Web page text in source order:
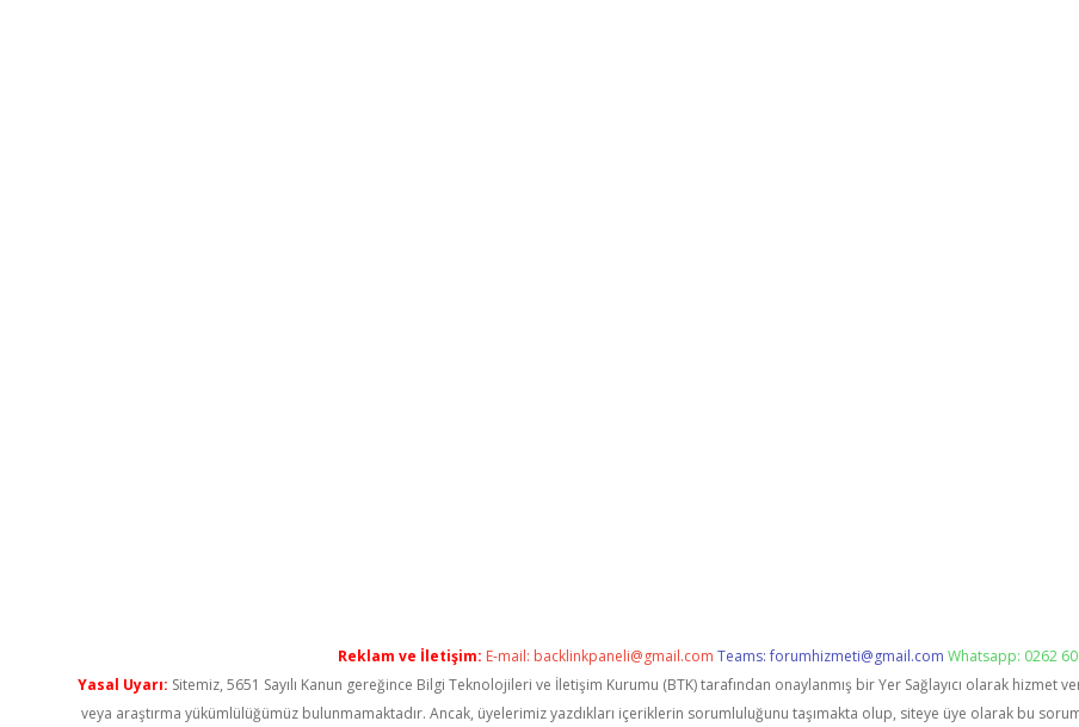
Reklam ve İletişim: E-mail: backlinkpaneli@gmail.com Teams:forumhizmeti@gmail.com Whatsapp: 0262
Yasal Uyarı: Sitemiz, 5651 Sayılı Kanun gereğince Bilgi Teknolojileri ve İletişim Kurumu (BTK) tarafından onaylanmış bir Yer Sağlayıcı olarak
veya araştırma yükümlülüğümüz bulunmamaktadır. Ancak, üyelerimiz yazdıkları içeriklerin sorumluluğunu taşımakta olup, siteye üye olarak bu